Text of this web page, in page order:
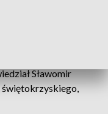
Sławomir
świętokrzyskiego,